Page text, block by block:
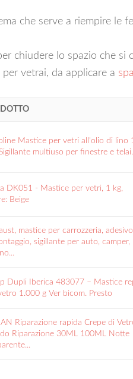
che serve a riempire le
chiudere lo spazio che si
vetrai, da applicare a
Mastice per vetri all'olio di lino
multiuso per finestre e
DK051 - Mastice per vetri, 1 kg,
Beige
mastice per carrozzeria, adesivo
sigillante per auto, camper,
Dupli Iberica 483077 – Mastice
1.000 g Ver bicom. Presto
Riparazione rapida Crepe di
Riparazione 30ML 100ML Notte